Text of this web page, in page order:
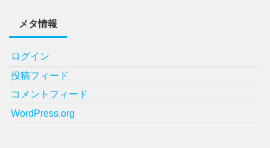
メタ情報
ログイン
投稿フィード
コメントフィード
WordPress.org